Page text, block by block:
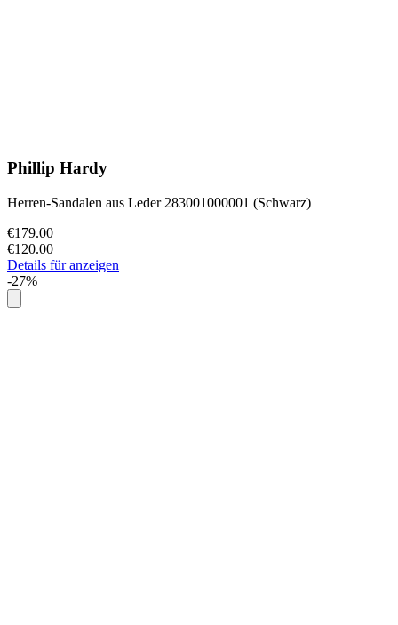
Phillip Hardy
Herren-Sandalen aus Leder 283001000001 (Schwarz)
€179.00
€120.00
Details für anzeigen
-27%